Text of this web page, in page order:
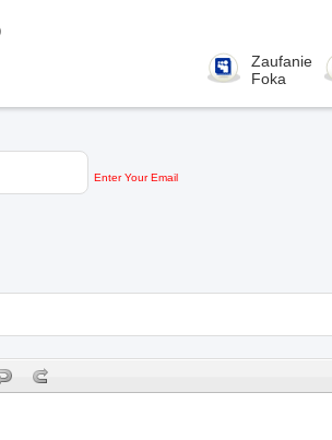
Zaufanie
Foka
Enter Your Email